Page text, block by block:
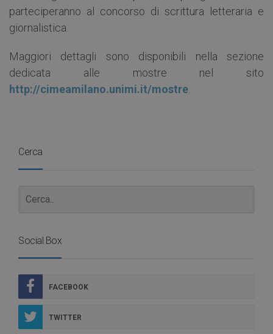
parteciperanno al concorso di scrittura letteraria e
giornalistica.
Maggiori dettagli sono disponibili nella sezione
dedicata alle mostre nel sito
http://cimeamilano.unimi.it/mostre
Cerca
Social Box
FACEBOOK
TWITTER